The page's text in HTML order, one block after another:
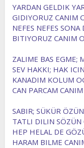
l
a
t
a
n
a
r
i
h
i
YARDAN GELDIK
GIDIYORUZ CANIM
NEFES NEFES SONA
BITIYORUZ CANIM
ZALIME BAS EGME;
SEV HAKKI; HAK
KANADIM KOLUM
CAN PARCAM
SABIR; SÜKÜR
TATLI DILIN SÖZÜN
HEP HELAL DE
HARAM BILME